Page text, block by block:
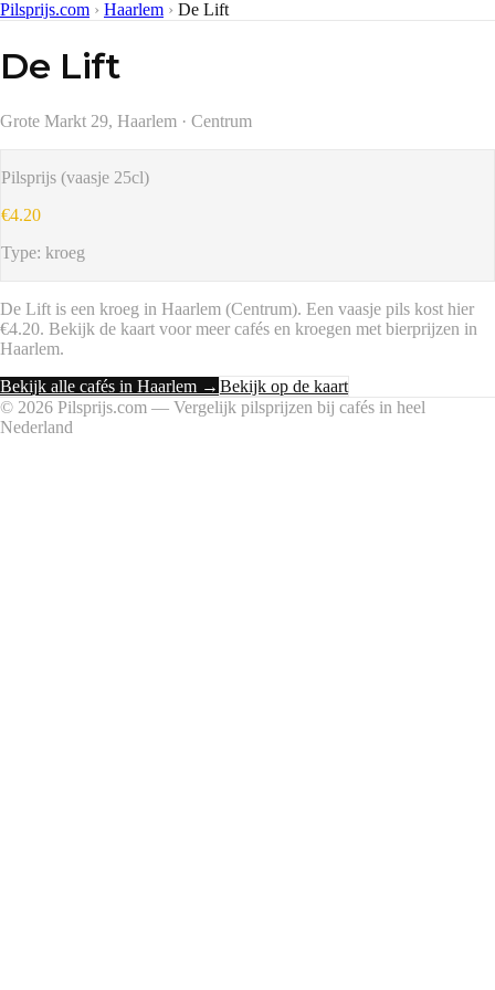
Pilsprijs.com › Haarlem › De Lift
De Lift
Grote Markt 29, Haarlem · Centrum
Pilsprijs (vaasje 25cl)
€4.20
Type: kroeg
De Lift is een kroeg in Haarlem (Centrum). Een vaasje pils kost hier
€4.20. Bekijk de kaart voor meer cafés en kroegen met bierprijzen in
Haarlem.
Bekijk alle cafés in Haarlem → Bekijk op de kaart
© 2026 Pilsprijs.com — Vergelijk pilsprijzen bij cafés in heel
Nederland